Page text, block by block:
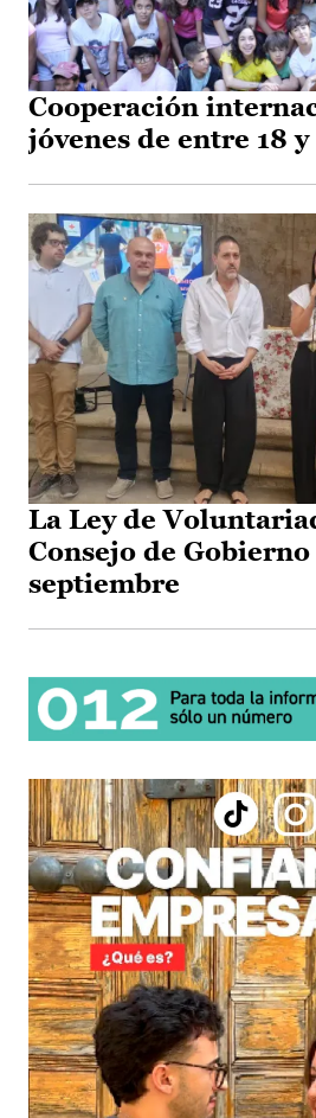
Cooperación
jóvenes de entre 18 y
La Ley de
Consejo de Gobierno
septiembre